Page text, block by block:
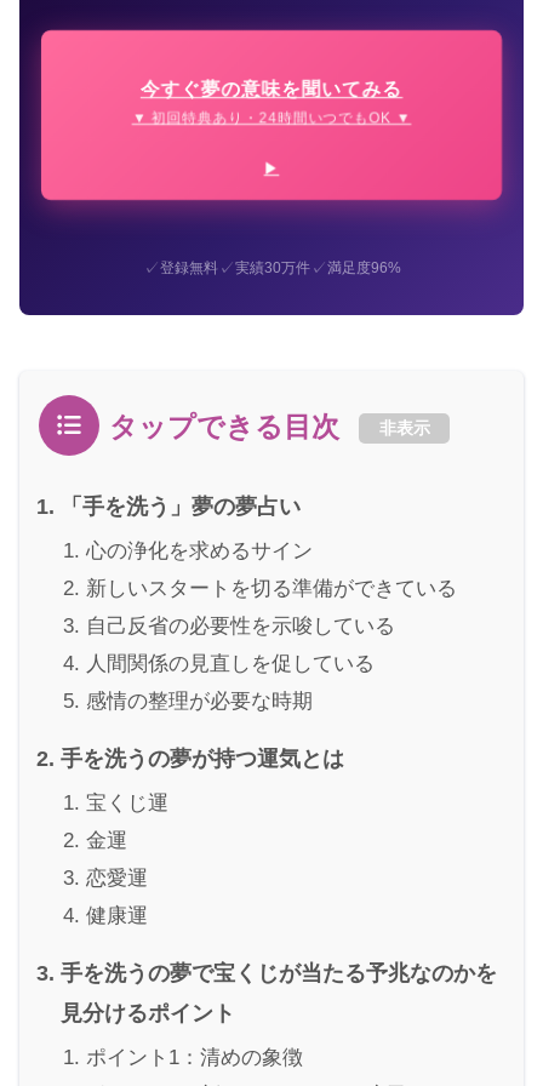
今すぐ夢の意味を聞いてみる
▼ 初回特典あり・24時間いつでもOK ▼
✓登録無料✓実績30万件✓満足度96%
タップできる目次 非表示
「手を洗う」夢の夢占い
心の浄化を求めるサイン
新しいスタートを切る準備ができている
自己反省の必要性を示唆している
人間関係の見直しを促している
感情の整理が必要な時期
手を洗うの夢が持つ運気とは
宝くじ運
金運
恋愛運
健康運
手を洗うの夢で宝くじが当たる予兆なのかを
見分けるポイント
ポイント1：清めの象徴